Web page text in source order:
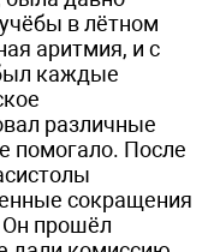
в лётном
аритмия, и с
каждые
различные
помогало. После
сокращения
Он прошёл